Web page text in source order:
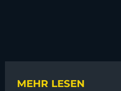
MEHR LESEN